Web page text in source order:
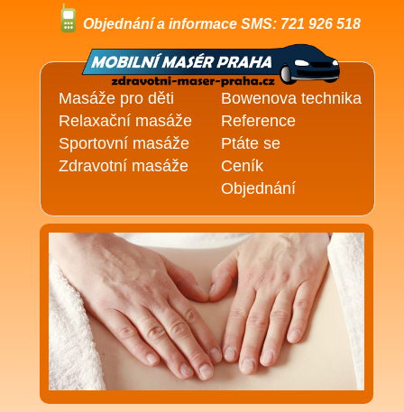
Masáže pro děti
Relaxační masáže
Sportovní masáže
Zdravotní masáže
Bowenova technika
Reference
Ptáte se
Ceník
Objednání
Objednání a informace SMS: 721 926 518